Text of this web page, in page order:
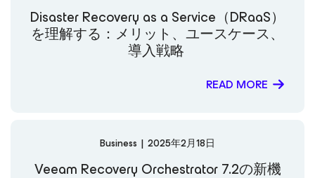
Disaster Recovery as a Service（DRaaS）
を理解する：メリット、ユースケース、
導入戦略
READ MORE
Business | 2025年2月18日
Veeam Recovery Orchestrator 7.2の新機